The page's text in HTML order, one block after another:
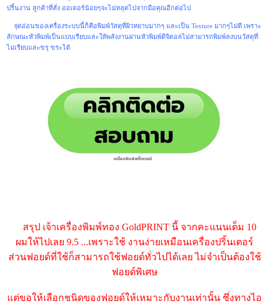
ปริ้นงาน ลูกค้าที่สั่ง ออเดอร์น้อยๆจะไม่หลุดไปจากมือคุณอีกต่อไป
จุดอ่อนของเครื่องระบบนี้ก็คือพิมพ์วัสดุที่ผิวหยาบมากๆ และเป็น Texture มากๆไม่ดี เพราะ
ลักษณะหัวพิมพ์เป็นแบบเรียบและให้พลังงานผ่านหัวพิมพ์ดิจิตอลไม่สามารถพิมพ์ลงบนวัสดุที่
ไม่เรียบและขรุ ขระได้
สรุป เจ้าเครื่องพิมพ์ทอง GoldPRINT นี้ จากคะแนนเต็ม 10
ผมให้ไปเลย 9.5 ...เพราะใช้ งานง่ายเหมือนเครื่องปริ้นเตอร์
ส่วนฟอยด์ที่ใช้ก็สามารถใช้ฟอยด์ทั่วไปได้เลย ไม่จำเป็นต้องใช้
ฟอยด์พิเศษ
แต่ขอให้เลือกชนิดของฟอยด์ให้เหมาะกับงานเท่านั้น ซึ่งทางไอ